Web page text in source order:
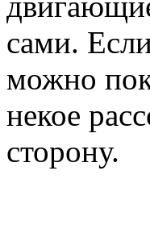
сами.
можно
некое
сторону.